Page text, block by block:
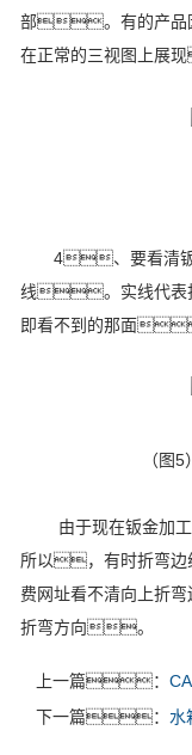
部。有的产品
在正常的三视图上
4、要看清钣
线。实线代表
即看不到的那面
（图5）
由于现在钣金加
所以，有时折弯
费网址看不清向上折
折弯方向。
上一篇：
下一篇： 水